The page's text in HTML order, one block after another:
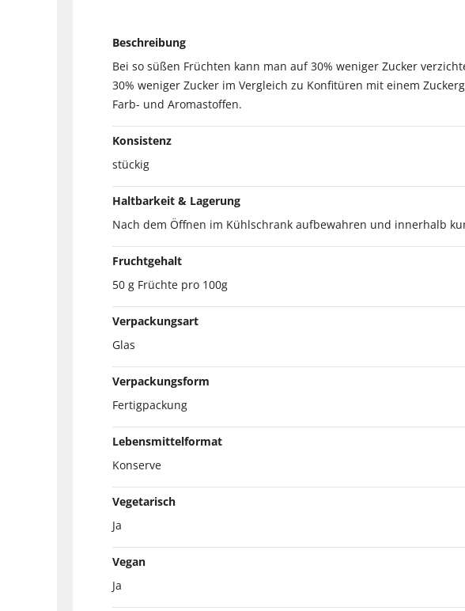
Beschreibung
Bei so süßen Früchten kann man auf 30% weniger Zucker
30% weniger Zucker im Vergleich zu Konfitüren mit einem
Farb- und Aromastoffen.
Konsistenz
stückig
Haltbarkeit & Lagerung
Nach dem Öffnen im Kühlschrank aufbewahren und innerhalb
Fruchtgehalt
50 g Früchte pro 100g
Verpackungsart
Glas
Verpackungsform
Fertigpackung
Lebensmittelformat
Konserve
Vegetarisch
Ja
Vegan
Ja